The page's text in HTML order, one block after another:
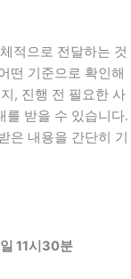
적으로 전달하는 것
떤 기준으로 확인해
, 진행 전 필요한 사
를 받을 수 있습니다.
은 내용을 간단히 기
11시30분